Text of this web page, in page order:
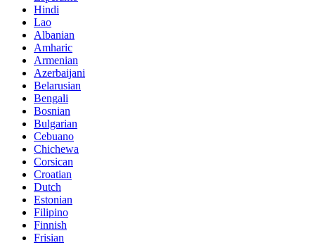
Hindi
Lao
Albanian
Amharic
Armenian
Azerbaijani
Belarusian
Bengali
Bosnian
Bulgarian
Cebuano
Chichewa
Corsican
Croatian
Dutch
Estonian
Filipino
Finnish
Frisian